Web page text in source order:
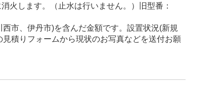
火します。（止水は行いません。）旧型番：
市、伊丹市)を含んだ金額です。設置状況(新規
積りフォームから現状のお写真などを送付お願